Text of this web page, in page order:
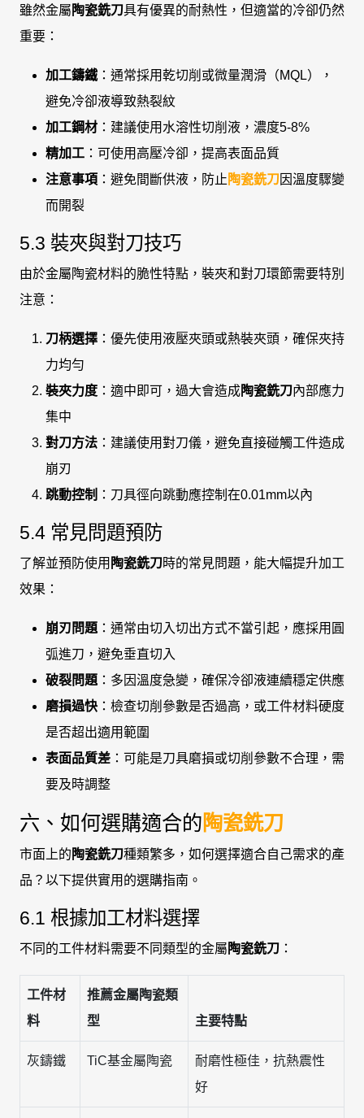
雖然金屬陶瓷銑刀具有優異的耐熱性，但適當的冷卻仍然
重要：
加工鑄鐵：通常採用乾切削或微量潤滑（MQL），
避免冷卻液導致熱裂紋
加工鋼材 ：建議使用水溶性切削液，濃度5-8%
精加工 ：可使用高壓冷卻，提高表面品質
注意事項 ：避免間斷供液，防止陶瓷銑刀因溫度驟變
而開裂
5.3 裝夾與對刀技巧
由於金屬陶瓷材料的脆性特點，裝夾和對刀環節需要特別
注意：
刀柄選擇 ：優先使用液壓夾頭或熱裝夾頭，確保夾持
力均勻
裝夾力度 ：適中即可，過大會造成陶瓷銑刀內部應力
集中
對刀方法 ：建議使用對刀儀，避免直接碰觸工件造成
崩刃
跳動控制 ：刀具徑向跳動應控制在0.01mm以內
5.4 常見問題預防
了解並預防使用 陶瓷銑刀時的常見問題，能大幅提升加工
效果：
崩刃問題 ：通常由切入切出方式不當引起，應採用圓
弧進刀，避免垂直切入
破裂問題 ：多因溫度急變，確保冷卻液連續穩定供應
磨損過快 ：檢查切削參數是否過高，或工件材料硬度
是否超出適用範圍
表面品質差 ：可能是刀具磨損或切削參數不合理，需
要及時調整
六、如何選購適合的陶瓷銑刀
市面上的陶瓷銑刀種類繁多，如何選擇適合自己需求的產
品？以下提供實用的選購指南。
6.1 根據加工材料選擇
不同的工件材料需要不同類型的金屬陶瓷銑刀 ：
工件材
料
推薦金屬陶瓷類
型
主要特點
灰鑄鐵 TiC基金屬陶瓷
耐磨性極佳，抗熱震性
好